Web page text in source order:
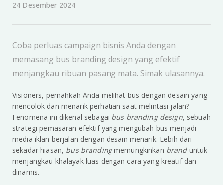
24 Desember 2024
Coba perluas campaign bisnis Anda dengan
memasang bus branding design yang efektif
menjangkau ribuan pasang mata. Simak ulasannya.
Visioners, pernahkah Anda melihat bus dengan desain yang
mencolok dan menarik perhatian saat melintasi jalan?
Fenomena ini dikenal sebagai bus branding design, sebuah
strategi pemasaran efektif yang mengubah bus menjadi
media iklan berjalan dengan desain menarik. Lebih dari
sekadar hiasan, bus brandingmemungkinkan branduntuk
menjangkau khalayak luas dengan cara yang kreatif dan
dinamis.